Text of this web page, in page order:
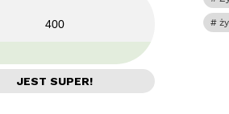
400
JEST SUPER!